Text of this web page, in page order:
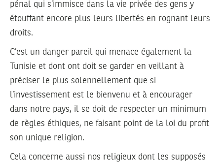
pénal qui s’immisce dans la vie privée des gens y
étouffant encore plus leurs libertés en rognant leurs
droits.
C’est un danger pareil qui menace également la
Tunisie et dont ont doit se garder en veillant à
préciser le plus solennellement que si
l’investissement est le bienvenu et à encourager
dans notre pays, il se doit de respecter un minimum
de règles éthiques, ne faisant point de la loi du profit
son unique religion.
Cela concerne aussi nos religieux dont les supposés